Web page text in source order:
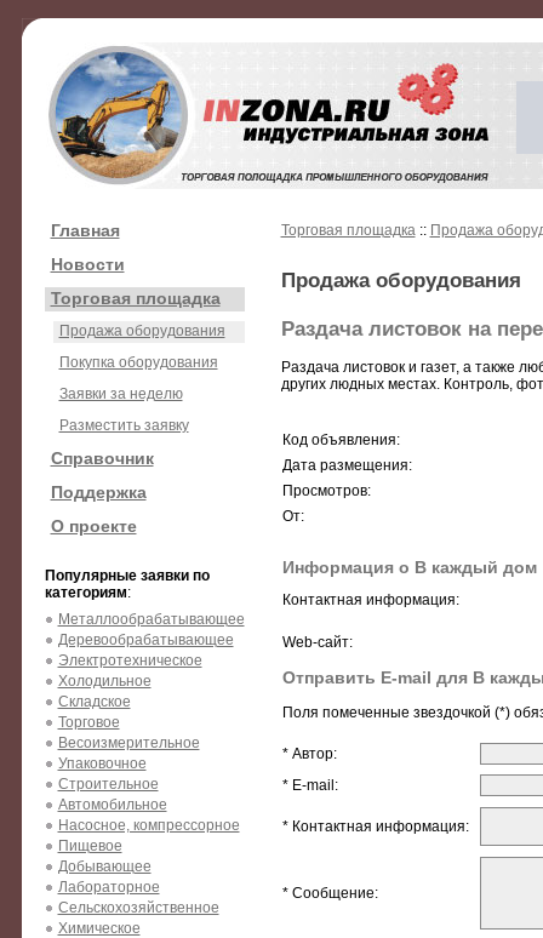
Главная
Новости
Торговая площадка
Продажа оборудования
Покупка оборудования
Заявки за неделю
Разместить заявку
Справочник
Поддержка
О проекте
Популярные заявки по
категориям:
Металлообрабатывающее
Деревообрабатывающее
Электротехническое
Холодильное
Складское
Торговое
Весоизмерительное
Упаковочное
Строительное
Автомобильное
Насосное, компрессорное
Пищевое
Добывающее
Лабораторное
Сельскохозяйственное
Химическое
Торговая площадка:: Продажа
Продажа оборудования
Раздача листовок на
Раздача листовок и газет, а также
других людных местах. Контроль,
Код объявления:
Дата размещения:
Просмотров:
От:
Информация о В каждый дом
Контактная информация:
Web-сайт:
Отправить E-mail для В
Поля помеченные звездочкой (*)
* Автор:
* E-mail:
* Контактная информация:
* Сообщение: